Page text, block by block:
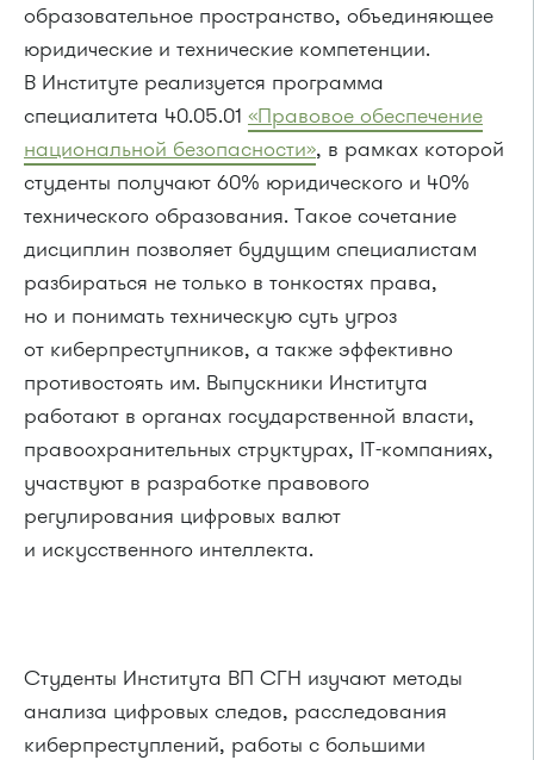
образовательное пространство, объединяющее
юридические и технические компетенции.
В Институте реализуется программа
специалитета 40.05.01 «Правовое обеспечение
национальной безопасности», в рамках которой
студенты получают 60% юридического и 40%
технического образования. Такое сочетание
дисциплин позволяет будущим специалистам
разбираться не только в тонкостях права,
но и понимать техническую суть угроз
от киберпреступников, а также эффективно
противостоять им. Выпускники Института
работают в органах государственной власти,
правоохранительных структурах, IT-компаниях,
участвуют в разработке правового
регулирования цифровых валют
и искусственного интеллекта.
Студенты Института ВП СГН изучают методы
анализа цифровых следов, расследования
киберпреступлений, работы с большими